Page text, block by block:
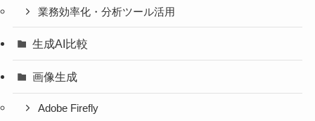
業務効率化・分析ツール活用
生成AI比較
画像生成
Adobe Firefly